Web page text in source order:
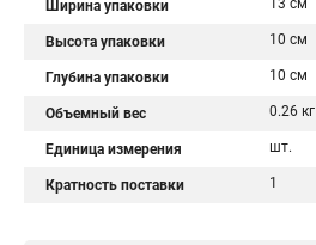
Ширина упаковки 13 см
Высота упаковки 10 см
Глубина упаковки 10 см
Объемный вес 0.26 кг
Единица измерения шт.
Кратность поставки 1